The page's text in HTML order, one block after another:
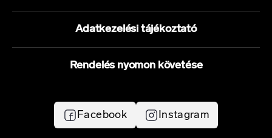
Adatkezelési tájékoztató
Rendelés nyomon követése
Facebook Instagram